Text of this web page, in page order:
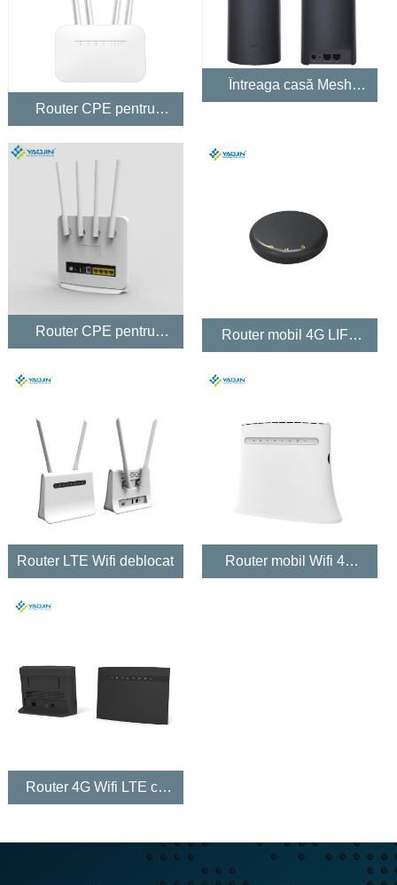
Router CPE pentru
interior 5G
Întreaga casă Mesh
WiFi6
Router CPE pentru
interior LTE CAT6
Router mobil 4G LIFE
Mifis
Router LTE Wifi deblocat
Router mobil Wifi 4G
LTE
Router 4G Wifi LTE cu
card Sim